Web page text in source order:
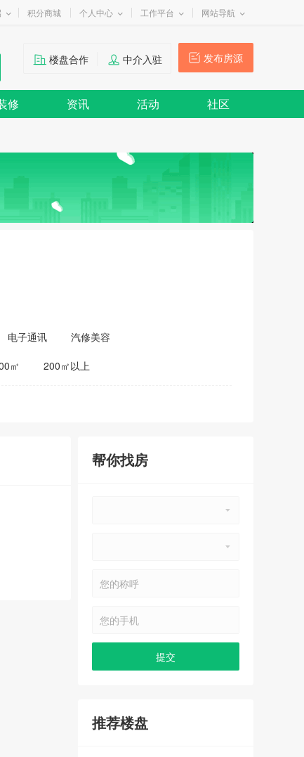
积分商城 个人中心 工作平台 网站导航
发布房源
楼盘合作 中介入驻
修 资讯 活动 社区
电子通讯
汽修美容
㎡ 200㎡以上
帮你找房
推荐楼盘